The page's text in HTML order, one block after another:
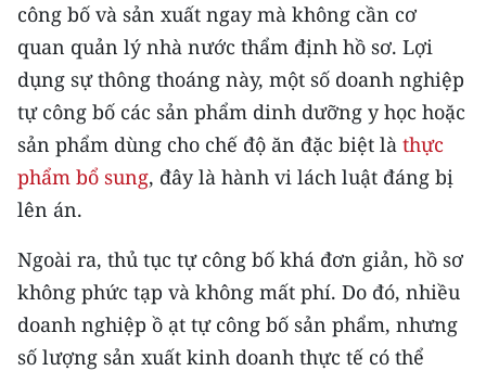
Media Chính trị
Media Kinh tế
Media Văn hóa
Media Xã hội
Media Pháp luật
Media Du lịch
Media Thế giới
công bố và sản xuất ngay mà không cần cơ
quan quản lý nhà nước thẩm định hồ sơ. Lợi
dụng sự thông thoáng này, một số doanh nghiệp
tự công bố các sản phẩm dinh dưỡng y học hoặc
sản phẩm dùng cho chế độ ăn đặc biệt là thực
phẩm bổ sung, đây là hành vi lách luật đáng bị
lên án.
Ngoài ra, thủ tục tự công bố khá đơn giản, hồ sơ
không phức tạp và không mất phí. Do đó, nhiều
doanh nghiệp ồ ạt tự công bố sản phẩm, nhưng
số lượng sản xuất kinh doanh thực tế có thể